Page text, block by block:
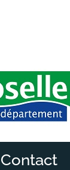
Contact